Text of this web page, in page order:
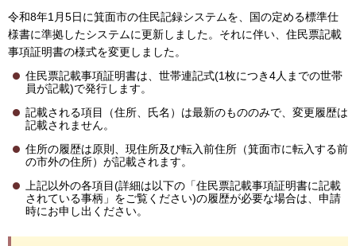
令和8年1月5日に箕面市の住民記録システムを、国の定める標準仕
様書に準拠したシステムに更新しました。それに伴い、住民票記載
事項証明書の様式を変更しました。
住民票記載事項証明書は、世帯連記式(1枚につき4人までの世帯
員が記載)で発行します。
記載される項目（住所、氏名）は最新のもののみで、変更履歴は
記載されません。
住所の履歴は原則、現住所及び転入前住所（箕面市に転入する前
の市外の住所）が記載されます。
上記以外の各項目(詳細は以下の「住民票記載事項証明書に記載
されている事柄」をご覧ください)の履歴が必要な場合は、申請
時にお申し出ください。